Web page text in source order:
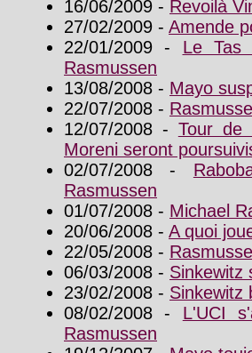
16/06/2009 - Revoilà
27/02/2009 - Amende
22/01/2009 - Le Tas
Rasmussen
13/08/2008 - Mayo
22/07/2008 -
12/07/2008 - Tour de
Moreni seront
02/07/2008 -
Rasmussen
01/07/2008 - Michael
20/06/2008 - A quoi
22/05/2008 -
06/03/2008 - Sinkewitz
23/02/2008 - Sinkewitz
08/02/2008 - L'UCI
Rasmussen